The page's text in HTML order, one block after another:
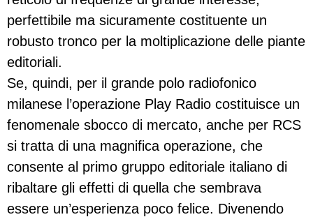
perfettibile ma sicuramente costituente un
robusto tronco per la moltiplicazione delle piante
editoriali.
Se, quindi, per il grande polo radiofonico
milanese l’operazione Play Radio costituisce un
fenomenale sbocco di mercato, anche per RCS
si tratta di una magnifica operazione, che
consente al primo gruppo editoriale italiano di
ribaltare gli effetti di quella che sembrava
essere un’esperienza poco felice. Divenendo